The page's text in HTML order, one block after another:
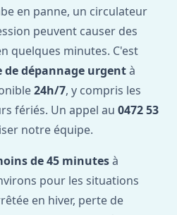
en panne, un circulateur
peuvent causer des
quelques minutes. C'est
de dépannage urgentà
24h/7, y compris les
fériés. Un appel au 0472 53
notre équipe.
de 45 minutesà
pour les situations
en hiver, perte de